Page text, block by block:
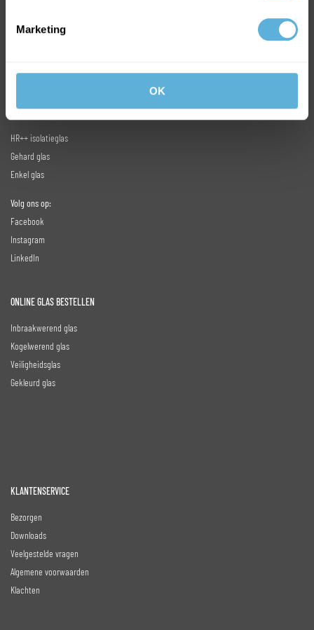
Marketing
OK
MEEST VERKOCHTE GLAS
HR++ isolatieglas
Gehard glas
Enkel glas
Volg ons op:
Facebook
Instagram
LinkedIn
ONLINE GLAS BESTELLEN
Inbraakwerend glas
Kogelwerend glas
Veiligheidsglas
Gekleurd glas
KLANTENSERVICE
Bezorgen
Downloads
Veelgestelde vragen
Algemene voorwaarden
Klachten